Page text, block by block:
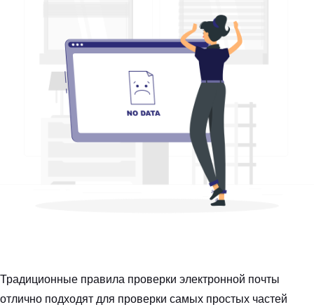
Традиционные правила проверки электронной почты
отлично подходят для проверки самых простых частей